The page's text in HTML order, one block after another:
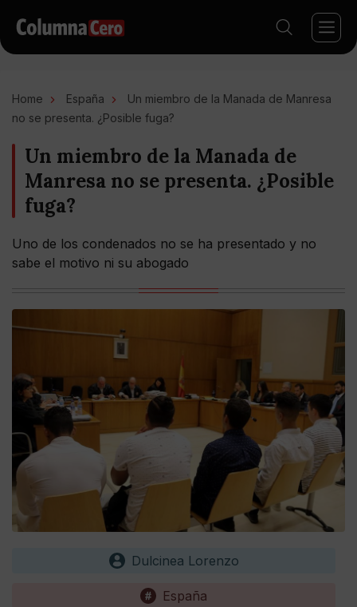
Home España
Un miembro de la Manada de Manresa
no se presenta. ¿Posible fuga?
Un miembro de la Manada de
Manresa no se presenta. ¿Posible
fuga?
Uno de los condenados no se ha presentado y no
sabe el motivo ni su abogado
Dulcinea Lorenzo
España